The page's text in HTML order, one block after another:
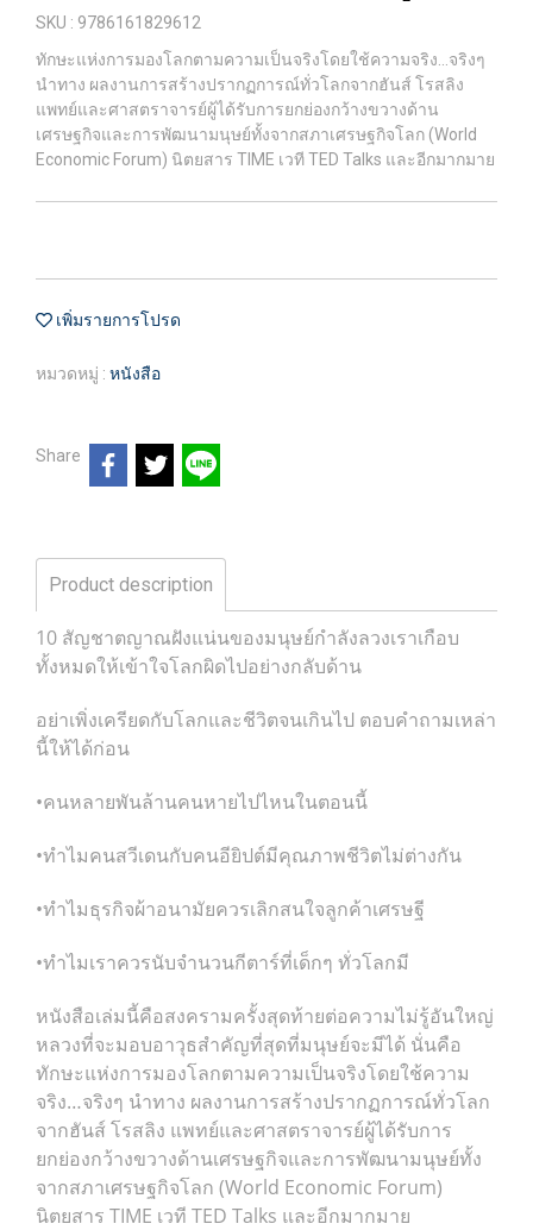
SKU : 9786161829612
ทักษะแห่งการมองโลกตามความเป็นจริงโดยใช้ความจริง…จริงๆ
นำทาง ผลงานการสร้างปรากฏการณ์ทั่วโลกจากฮันส์ โรสลิง
แพทย์และศาสตราจารย์ผู้ได้รับการยกย่องกว้างขวางด้าน
เศรษฐกิจและการพัฒนามนุษย์ทั้งจากสภาเศรษฐกิจโลก (World
Economic Forum) นิตยสาร TIME เวที TED Talks และอีกมากมาย
เพิ่มรายการโปรด
หมวดหมู่ : หนังสือ
Share
Product description
10 สัญชาตญาณฝังแน่นของมนุษย์กำลังลวงเราเกือบ
ทั้งหมดให้เข้าใจโลกผิดไปอย่างกลับด้าน
อย่าเพิ่งเครียดกับโลกและชีวิตจนเกินไป ตอบคำถามเหล่า
นี้ให้ได้ก่อน
•คนหลายพันล้านคนหายไปไหนในตอนนี้
•ทำไมคนสวีเดนกับคนอียิปต์มีคุณภาพชีวิตไม่ต่างกัน
•ทำไมธุรกิจผ้าอนามัยควรเลิกสนใจลูกค้าเศรษฐี
•ทำไมเราควรนับจำนวนกีตาร์ที่เด็กๆ ทั่วโลกมี
หนังสือเล่มนี้คือสงครามครั้งสุดท้ายต่อความไม่รู้อันใหญ่
หลวงที่จะมอบอาวุธสำคัญที่สุดที่มนุษย์จะมีได้ นั่นคือ
ทักษะแห่งการมองโลกตามความเป็นจริงโดยใช้ความ
จริง…จริงๆ นำทาง ผลงานการสร้างปรากฏการณ์ทั่วโลก
จากฮันส์ โรสลิง แพทย์และศาสตราจารย์ผู้ได้รับการ
ยกย่องกว้างขวางด้านเศรษฐกิจและการพัฒนามนุษย์ทั้ง
จากสภาเศรษฐกิจโลก (World Economic Forum)
นิตยสาร TIME เวที TED Talks และอีกมากมาย